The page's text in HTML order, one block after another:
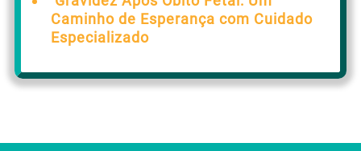
Caminho de Esperança com Cuidado
Especializado